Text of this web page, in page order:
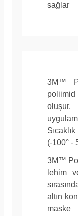
sağlar
3M™
poliimid
(-100° -
3M™
lehim
altın
maske